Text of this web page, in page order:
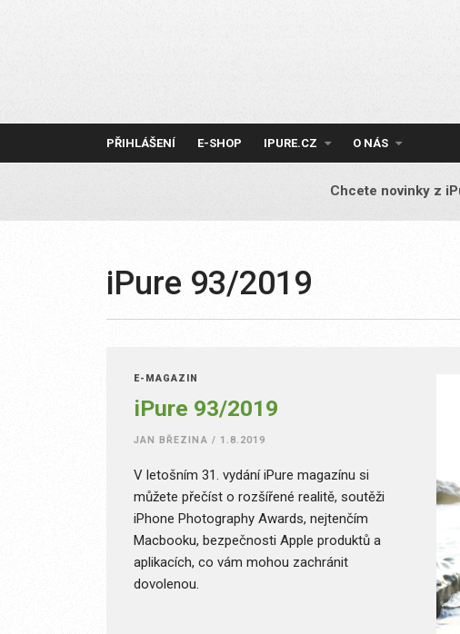
PŘIHLÁŠENÍ E-SHOP IPURE.CZ O NÁS
Chcete novinky z
iPure 93/2019
E-MAGAZÍN
iPure 93/2019
JAN BŘEZINA / 1.8.2019
V letošním 31. vydání iPure magazínu si
můžete přečíst o rozšířené realitě, soutěži
iPhone Photography Awards, nejtenčím
Macbooku, bezpečnosti Apple produktů a
aplikacích, co vám mohou zachránit
dovolenou.